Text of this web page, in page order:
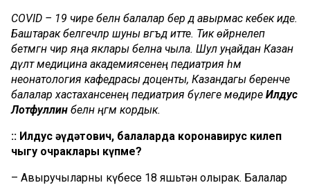
COVID – 19 чире белән балалар бер дә авырмас кебек иде.
Баштарак белгеч­ләр шуны вәгъдә итте. Тик өйрәнелеп
бетмәгән чир яңа яклары беләна чыла. Шул уңайдан Казан
дәүләт медицина академиясенең педиатрия һәм
неонатология кафедрасы доценты, Казандагы беренче
балалар хастаханәсенең педиатрия бүлеге мөдире Илдус
Лотфуллин белән әңгәмә кордык.
:: Илдус Җәүдәтович, балаларда коронавирус килеп
чыгу очраклары күпме?
– Авыручыларның күбесе 18 яшьтән олырак. Балалар